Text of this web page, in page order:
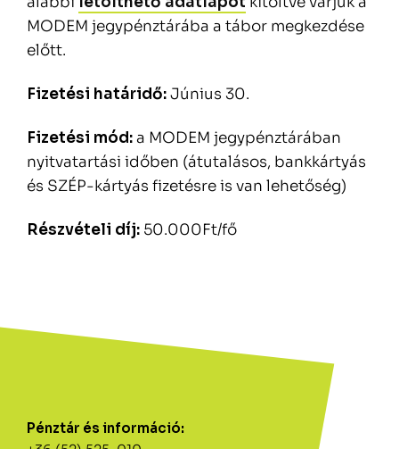
Pénztár és információ:
MODEM jegypénztárába a tábor megkezdése
előtt.
Fizetési határidő:Június 30.
Fizetési mód:a MODEM jegypénztárában
nyitvatartási időben (átutalásos, bankkártyás
és SZÉP-kártyás fizetésre is van lehetőség)
Részvételi díj: 50.000Ft/fő